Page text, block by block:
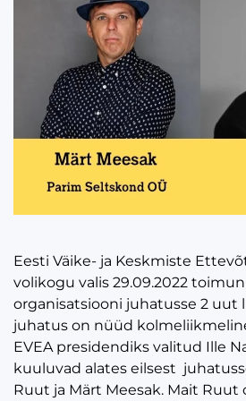
Eesti Väike- ja Keskmiste
volikogu valis 29.09.2022
organisatsiooni juhatusse 2 uut
juhatus on nüüd
EVEA presidendiks valitud Ille
kuuluvad alates eilsest
Ruut ja Märt Meesak. Mait Ruut